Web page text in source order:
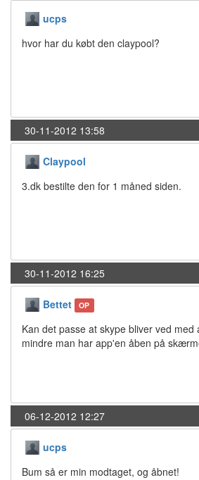
ucps
hvor har du købt den claypool?
30-11-2012 13:58
Claypool
3.dk bestilte den for 1 måned siden.
30-11-2012 16:25
Bettet OP
Kan det passe at skype bliver ved med
mindre man har app'en åben på
06-12-2012 12:27
ucps
Bum så er min modtaget, og åbnet!